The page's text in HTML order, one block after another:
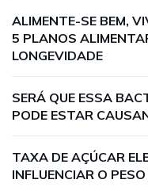
ALIMENTE-SE BEM,
5 PLANOS
LONGEVIDADE
SERÁ QUE ESSA
PODE ESTAR
TAXA DE AÇÚCAR
INFLUENCIAR O